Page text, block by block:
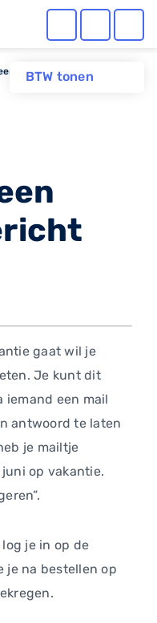
BTW tonen
vakantiebericht instellen?
gaat wil je
Je kunt dit
iemand een mail
antwoord te laten
je mailtje
op vakantie.
je in op de
je na bestellen op